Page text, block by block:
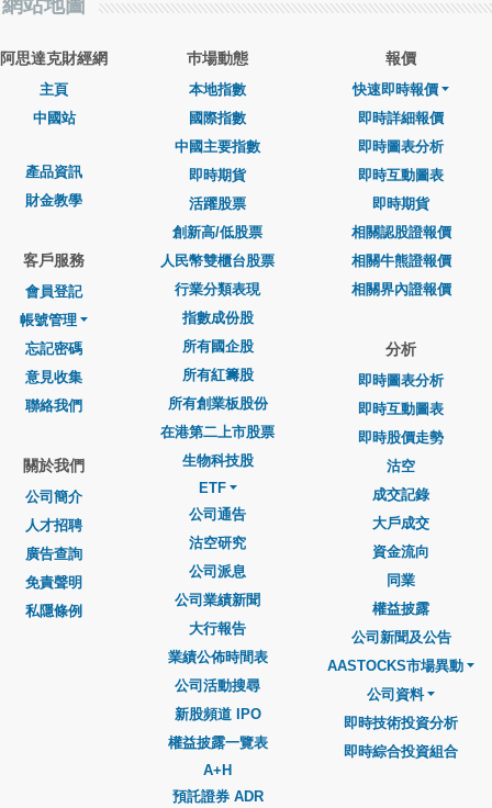
網站地圖
阿思達克財經網
主頁
中國站
產品資訊
財金教學
客戶服務
會員登記
帳號管理
忘記密碼
意見收集
聯絡我們
關於我們
公司簡介
人才招聘
廣告查詢
免責聲明
私隱條例
巿場動態
本地指數
國際指數
中國主要指數
即時期貨
活躍股票
創新高/低股票
人民幣雙櫃台股票
行業分類表現
指數成份股
所有國企股
所有紅籌股
所有創業板股份
在港第二上市股票
生物科技股
ETF
公司通告
沽空研究
公司派息
公司業績新聞
大行報告
業績公佈時間表
公司活動搜尋
新股頻道 IPO
權益披露一覽表
A+H
預託證券 ADR
報價
快速即時報價
即時詳細報價
即時圖表分析
即時互動圖表
即時期貨
相關認股證報價
相關牛熊證報價
相關界內證報價
分析
即時圖表分析
即時互動圖表
即時股價走勢
沽空
成交記錄
大戶成交
資金流向
同業
權益披露
公司新聞及公告
AASTOCKS市場異動
公司資料
即時技術投資分析
即時綜合投資組合